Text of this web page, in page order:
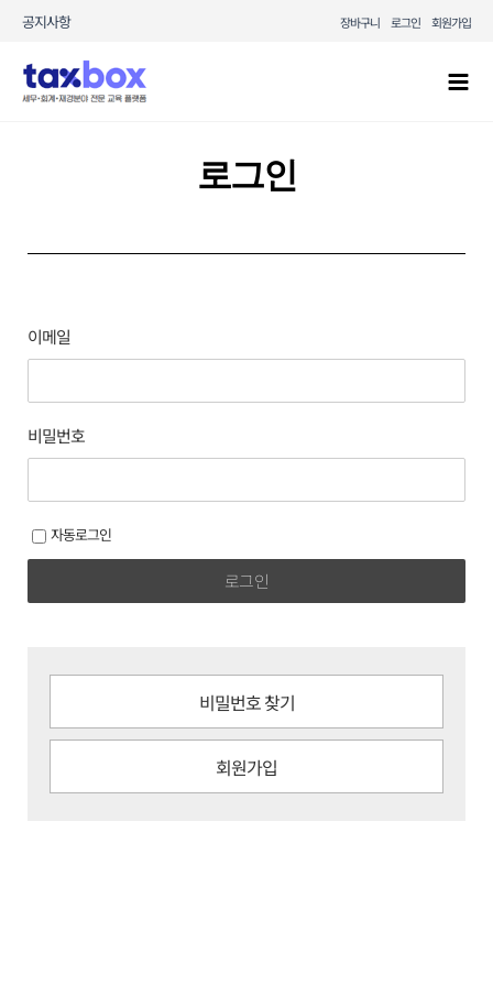
콘텐츠로
공지사항 장바구니 로그인 회원가입
로그인
이메일
비밀번호
자동로그인
로그인
비밀번호 찾기
회원가입